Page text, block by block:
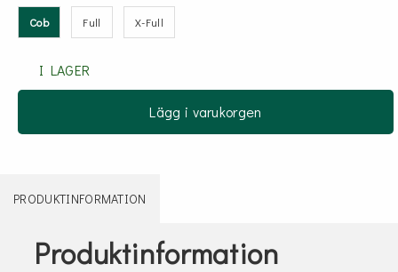
Cob Full X-Full
I LAGER
Lägg i varukorgen
PRODUKTINFORMATION
Produktinformation